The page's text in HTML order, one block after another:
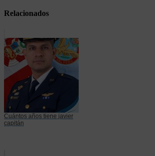
Relacionados
Cuántos años tiene javier
capitán